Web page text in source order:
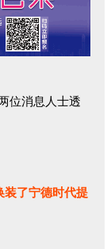
位消息人士透
装了宁德时代提